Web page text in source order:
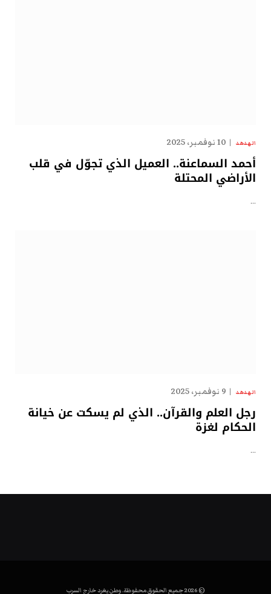
الهدهد 10 نوفمبر، 2025
أحمد السماعنة.. العميل الذي تجوّل في قلب
الأراضي المحتلة
…
الهدهد 9 نوفمبر، 2025
رجل العلم والقرآن.. الذي لم يسكت عن خيانة
الحكام لغزة
…
© 2026 جميع الحقوق محفوظة. وطن يغرد خارج السرب